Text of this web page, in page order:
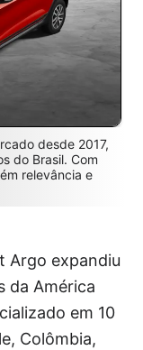
desde 2017,
do Brasil. Com
relevância e
Argo expandiu
da América
em 10
Colômbia,